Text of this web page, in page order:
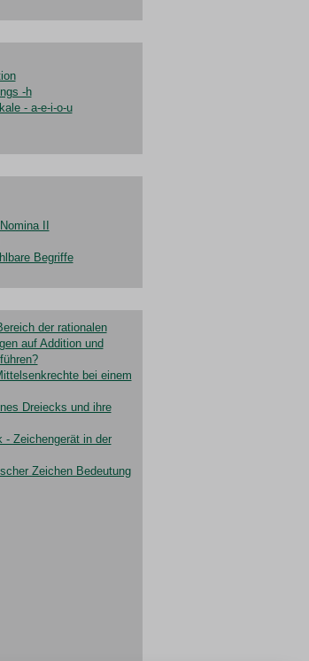
-h
- a-e-i-o-u
II
Begriffe
der rationalen
auf Addition und
bei einem
Dreiecks und ihre
- Zeichengerät in der
Zeichen Bedeutung